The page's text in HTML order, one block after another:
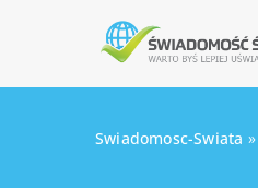
Swiadomosc-Swiata »